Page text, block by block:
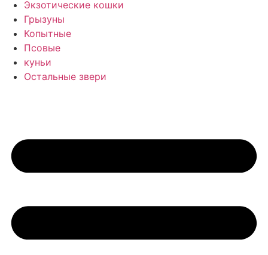
Экзотические кошки
Грызуны
Копытные
Псовые
куньи
Остальные звери